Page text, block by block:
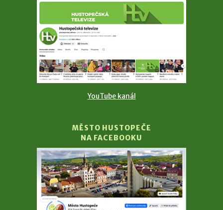
YouTube kanál
MĚSTO HUSTOPEČE
NA FACEBOOKU